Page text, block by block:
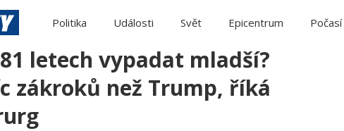
Politika Události Svět Epicentrum Počasí
letech vypadat mladší?
zákroků než Trump, říká